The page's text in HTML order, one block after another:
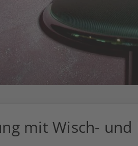
mit Wisch-